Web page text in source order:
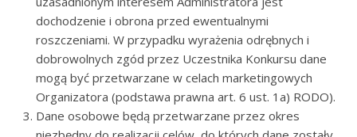
dochodzenie i obrona przed ewentualnymi
roszczeniami. W przypadku wyrażenia odrębnych i
dobrowolnych zgód przez Uczestnika Konkursu dane
mogą być przetwarzane w celach marketingowych
Organizatora (podstawa prawna art. 6 ust. 1a) RODO).
Dane osobowe będą przetwarzane przez okres